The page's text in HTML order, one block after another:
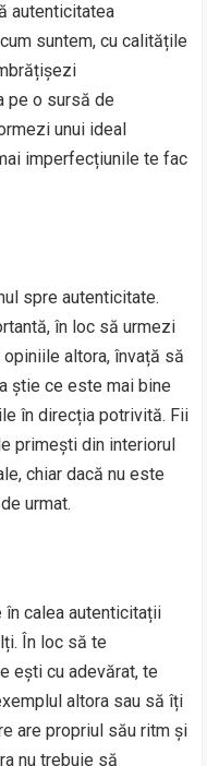
autenticitatea
suntem, cu calitățile
pe o sursă de
unui ideal
imperfecțiunile te fac
spre autenticitate.
în loc să urmezi
altora, învață să
știe ce este mai bine
în direcția potrivită. Fii
primești din interiorul
chiar dacă nu este
urmat.
în calea autenticitații
În loc să te
ești cu adevărat, te
altora sau să îți
are propriul său ritm și
nu trebuie să